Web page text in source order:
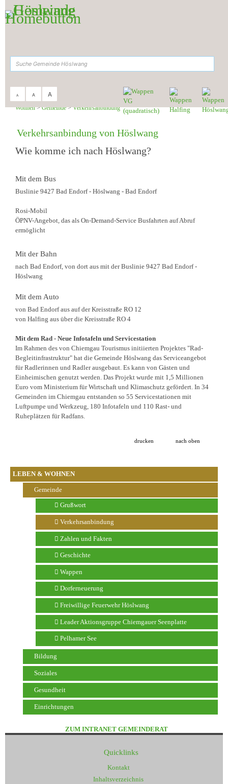
Zum Inhalt, zur Navigation
A A A
LEBEN & WOHNEN
Gemeinde
Grußwort
Verkehrsanbindung
Zahlen und Fakten
Geschichte
Wappen
Dorferneuerung
Freiwillige Feuerwehr Höslwang
Leader Aktionsgruppe Chiemgauer Seenplatte
Pelhamer See
Bildung
Soziales
Gesundheit
Einrichtungen
Leben &
Wohnen>Gemeinde>Verkehrsanbindung
Verkehrsanbindung von Höslwang
Wie komme ich nach Höslwang?
Mit dem Bus
Buslinie 9427 Bad Endorf - Höslwang - Bad Endorf
Rosi-Mobil
ÖPNV-Angebot, das als On-Demand-Service Busfahrten auf Abruf
ermöglicht
Mit der Bahn
nach Bad Endorf, von dort aus mit der Buslinie 9427 Bad Endorf -
Höslwang
Mit dem Auto
von Bad Endorf aus auf der Kreisstraße RO 12
von Halfing aus über die Kreisstraße RO 4
Mit dem Rad - Neue Infotafeln und Servicestation
Im Rahmen des von Chiemgau Tourismus initiierten Projektes "Rad-
Begleitinfrastruktur" hat die Gemeinde Höslwang das Serviceangebot
für Radlerinnen und Radler ausgebaut. Es kann von Gästen und
Einheimischen genutzt werden. Das Projekt wurde mit 1,5 Millionen
Euro vom Ministerium für Wirtschaft und Klimaschutz gefördert. In 34
Gemeinden im Chiemgau entstanden so 55 Servicestationen mit
Luftpumpe und Werkzeug, 180 Infotafeln und 110 Rast- und
Ruheplätzen für Radfans.
drucken nach oben
ZUM INTRANET GEMEINDERAT
Quicklinks
Kontakt
Inhaltsverzeichnis